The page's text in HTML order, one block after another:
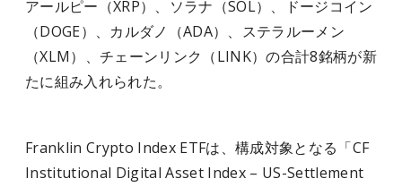
アールピー（XRP）、ソラナ（SOL）、ドージコイン
（DOGE）、カルダノ（ADA）、ステラルーメン
（XLM）、チェーンリンク（LINK）の合計8銘柄が新
たに組み入れられた。
Franklin Crypto Index ETFは、構成対象となる「CF
Institutional Digital Asset Index – US-Settlement